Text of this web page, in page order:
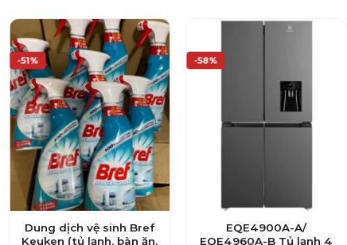
-51%
Dung dịch vệ sinh Bref
Keuken (tủ lạnh, bàn ăn,
-58%
EQE4900A-A/
EQE4960A-B Tủ lạnh 4